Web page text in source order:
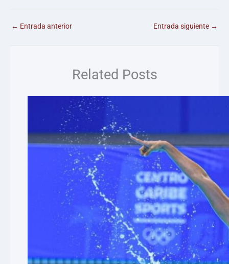
← Entrada anterior Entrada siguiente →
Related Posts